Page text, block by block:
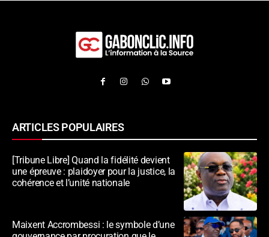
ARTICLES POPULAIRES
[Tribune Libre] Quand la fidélité devient
une épreuve : plaidoyer pour la justice, la
cohérence et l’unité nationale
Maixent Accrombessi : le symbole d’une